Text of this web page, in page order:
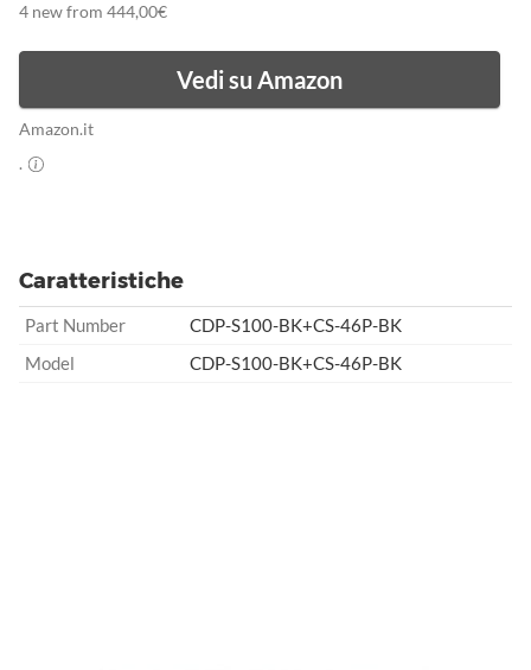
4 new from 444,00€
Vedi su Amazon
Amazon.it
.
Caratteristiche
Part Number
CDP-S100-BK+CS-46P-BK
Model
CDP-S100-BK+CS-46P-BK